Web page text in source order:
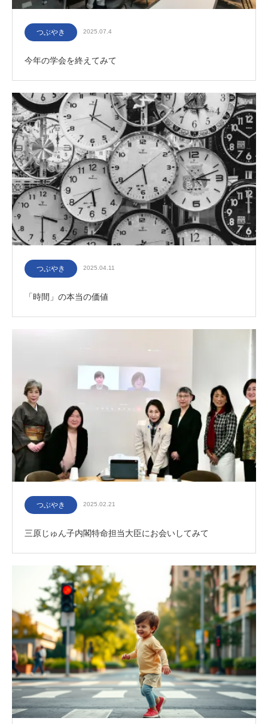
つぶやき 2025.07.4
今年の学会を終えてみて
つぶやき 2025.04.11
「時間」の本当の価値
つぶやき 2025.02.21
三原じゅん子内閣特命担当大臣にお会いしてみて